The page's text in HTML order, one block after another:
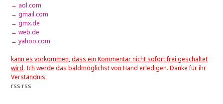
→ aol.com
→ gmail.com
→ gmx.de
→ web.de
→ yahoo.com
kann es vorkommen, dass ein Kommentar nicht sofort frei geschaltet
wird. Ich werde das baldmöglichst von Hand erledigen. Danke für ihr
Verständnis.
rss rss